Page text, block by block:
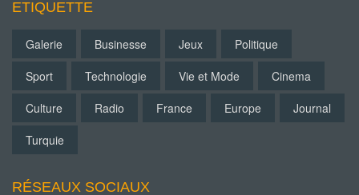
ETIQUETTE
Galerie Businesse Jeux
Politique
Sport
Technologie Vie et Mode
Cinema
Culture
Radio France Europe
Journal
Turquie
RÉSEAUX SOCIAUX